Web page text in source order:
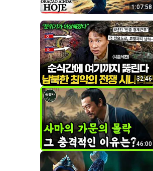
1:07:58
32:46
46:00